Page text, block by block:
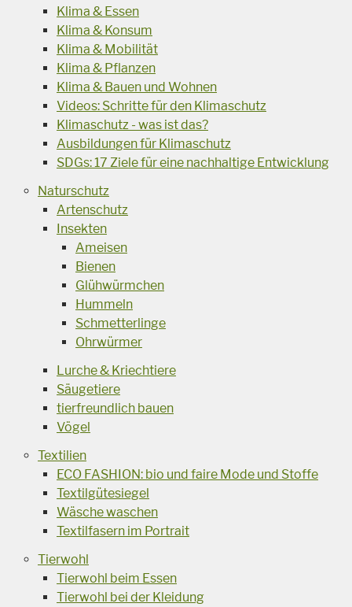
Klima & Essen
Klima & Konsum
Klima & Mobilität
Klima & Pflanzen
Klima & Bauen und Wohnen
Videos: Schritte für den Klimaschutz
Klimaschutz - was ist das?
Ausbildungen für Klimaschutz
SDGs: 17 Ziele für eine nachhaltige Entwicklung
Naturschutz
Artenschutz
Insekten
Ameisen
Bienen
Glühwürmchen
Hummeln
Schmetterlinge
Ohrwürmer
Lurche & Kriechtiere
Säugetiere
tierfreundlich bauen
Vögel
Textilien
ECO FASHION: bio und faire Mode und Stoffe
Textilgütesiegel
Wäsche waschen
Textilfasern im Portrait
Tierwohl
Tierwohl beim Essen
Tierwohl bei der Kleidung